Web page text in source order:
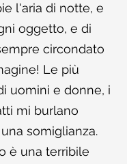
l'aria di notte, e
oggetto, e di
circondato
Le più
uomini e donne, i
mi burlano
somiglianza.
è una terribile